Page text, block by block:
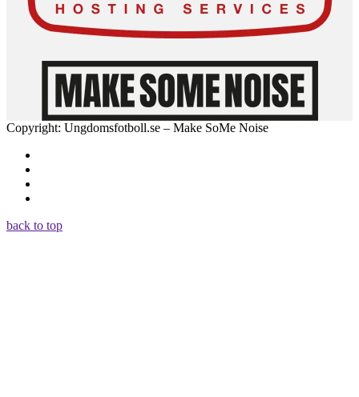
Copyright: Ungdomsfotboll.se – Make SoMe Noise
back to top